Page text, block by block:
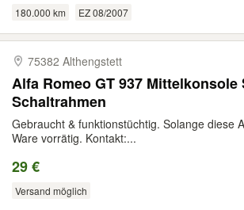
180.000 km EZ 08/2007
75382 Althengstett
Alfa Romeo GT 937 Mittelkonsole
Schaltrahmen
Gebraucht & funktionstüchtig. Solange diese
Ware vorrätig. Kontakt:...
29 €
Versand möglich